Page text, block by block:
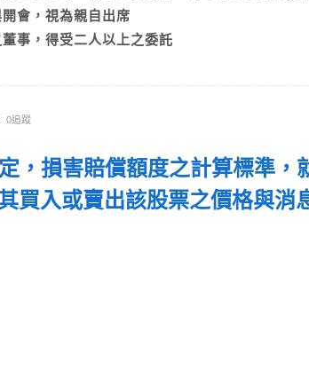
會，視為親自出席
事，得受二人以上之委託
0追蹤
，損害賠償額度之計算標準，
買入或賣出該股票之價格與消